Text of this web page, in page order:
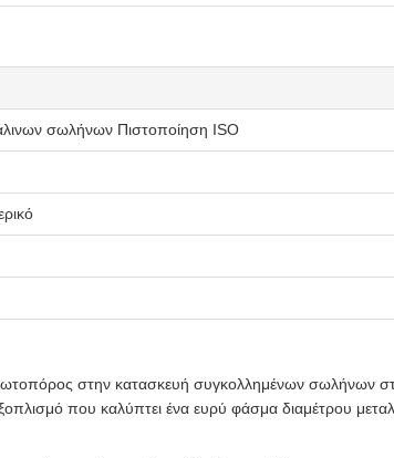
σωλήνων Πιστοποίηση ISO
στην κατασκευή συγκολλημένων σωλήνων
που καλύπτει ένα ευρύ φάσμα διαμέτρου